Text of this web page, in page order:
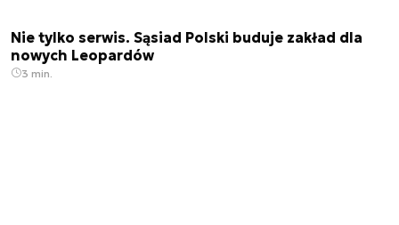
Nie tylko serwis. Sąsiad Polski buduje zakład dla
nowych Leopardów
3 min.